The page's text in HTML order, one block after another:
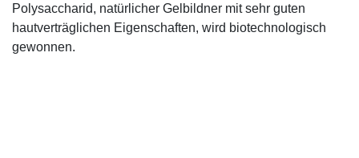
Polysaccharid, natürlicher Gelbildner mit sehr guten
hautverträglichen Eigenschaften, wird biotechnologisch
gewonnen.